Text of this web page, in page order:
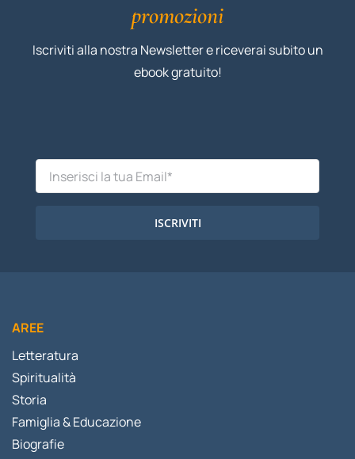
promozioni
Iscriviti alla nostra Newsletter e riceverai subito un
ebook gratuito!
ISCRIVITI
AREE
Letteratura
Spiritualità
Storia
Famiglia & Educazione
Biografie